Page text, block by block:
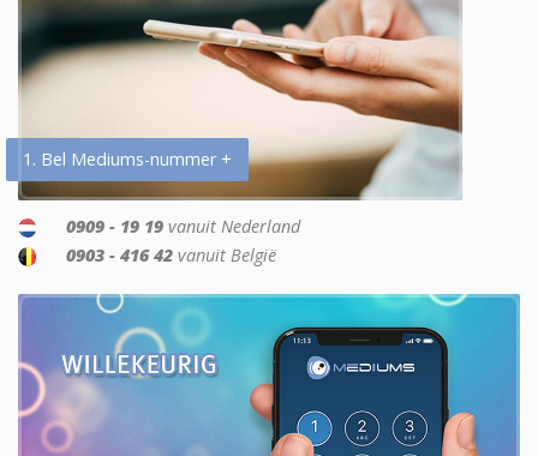
1. Bel Mediums-nummer +
0909 - 19 19 vanuit Nederland
0903 - 416 42 vanuit België